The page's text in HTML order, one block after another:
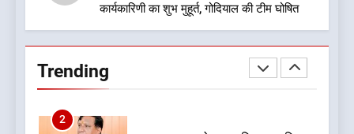
कार्यकारिणी का शुभ मुहूर्त, गोदियाल की टीम घोषित
Trending
हित और आधारभूत विकास को नई
गति : धामी कैबिनेट के ऐतिहासिक
3